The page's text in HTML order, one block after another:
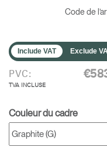
Code de
Include VAT Exclude
PVC:
TVA INCLUSE
Couleur du cadre